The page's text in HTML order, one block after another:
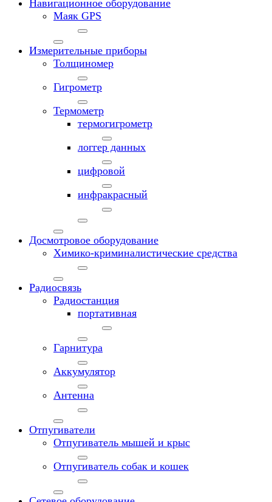
Навигационное оборудование
Маяк GPS
Измерительные приборы
Толщиномер
Гигрометр
Термометр
термогигрометр
логгер данных
цифровой
инфракрасный
Досмотровое оборудование
Химико-криминалистические средства
Радиосвязь
Радиостанция
портативная
Гарнитура
Аккумулятор
Антенна
Отпугиватели
Отпугиватель мышей и крыс
Отпугиватель собак и кошек